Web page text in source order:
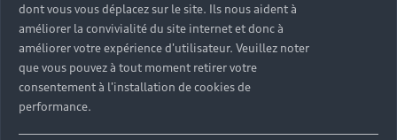
Trouvez votre Audi d’occasion par modèle et par
ville
dont vous vous déplacez sur le site. Ils nous aident à
améliorer la convivialité du site internet et donc à
améliorer votre expérience d'utilisateur. Veuillez noter
que vous pouvez à tout moment retirer votre
consentement à l'installation de cookies de
performance.